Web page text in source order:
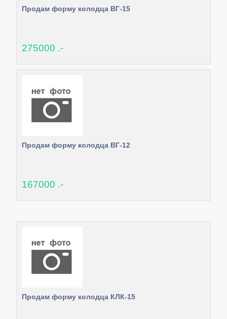
Продам форму колодца ВГ-15
275000 .-
Продам форму колодца ВГ-12
167000 .-
Продам форму колодца КЛК-15